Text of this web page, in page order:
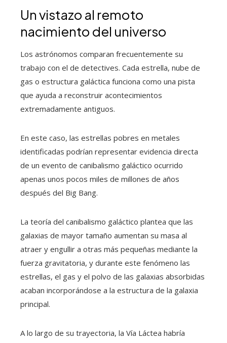
Un vistazo al remoto
nacimiento del universo
Los astrónomos comparan frecuentemente su
trabajo con el de detectives. Cada estrella, nube de
gas o estructura galáctica funciona como una pista
que ayuda a reconstruir acontecimientos
extremadamente antiguos.
En este caso, las estrellas pobres en metales
identificadas podrían representar evidencia directa
de un evento de canibalismo galáctico ocurrido
apenas unos pocos miles de millones de años
después del Big Bang.
La teoría del canibalismo galáctico plantea que las
galaxias de mayor tamaño aumentan su masa al
atraer y engullir a otras más pequeñas mediante la
fuerza gravitatoria, y durante este fenómeno las
estrellas, el gas y el polvo de las galaxias absorbidas
acaban incorporándose a la estructura de la galaxia
principal.
A lo largo de su trayectoria, la Vía Láctea habría